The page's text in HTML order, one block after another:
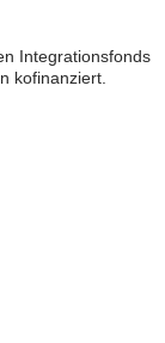
Integrationsfonds
kofinanziert.